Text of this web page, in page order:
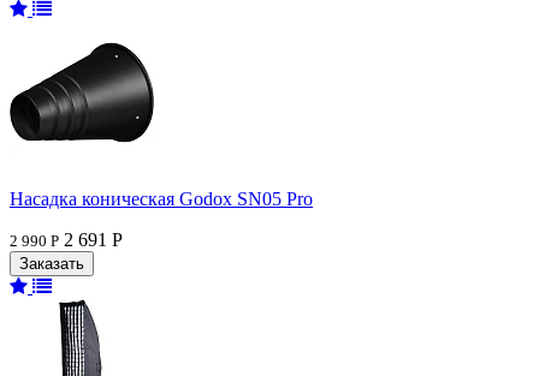
Насадка коническая Godox SN05 Pro
2 990 Р 2 691 Р